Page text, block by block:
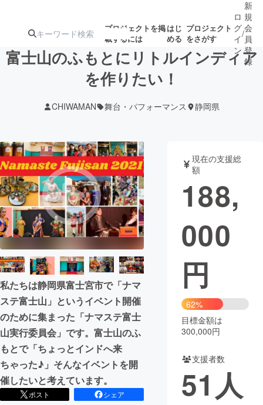
プロジェクトを掲
載するには
はじ
める
プロジェクト
をさがす
ターン
注目の新着プロ
ジェクト
ロジェクト
されます
アート・写真 音楽
テクノロジー・ガジェット ゲーム・サ
映像・映画
ビジネス・起業
まちづくり・地域活性化
CAMPFIRE for Social Good
CAMPFIRE Creation
CAMPFIREふるさと納税machi-ya コミュニティ
ロ
グ
イ
ン
/
新
規
会
員
登
録
富士山のふもとにリトルインディア
を作りたい！
CHIWAMAN 舞台・パフォーマンス 静岡県
私たちは静岡県富士宮市で「ナマ
ステ富士山」というイベント開催
のために集まった「ナマステ富士
山実行委員会」です。富士山のふ
もとで「ちょっとインドへ来
ちゃった♪」そんなイベントを開
催したいと考えています。
ポスト
シェア
現在の支援総
額
188,
000
円
62%
目標金額は
300,000円
支援者数
51 人